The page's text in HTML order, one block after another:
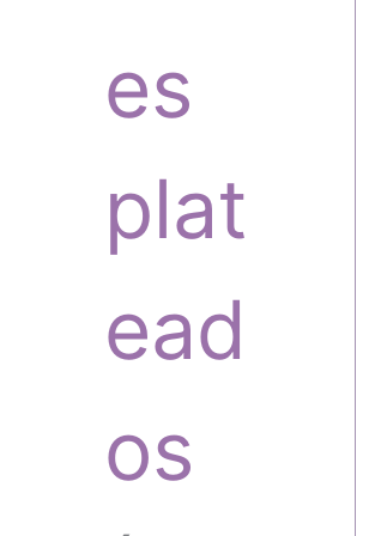
o
o
d
u
c
t
es
plat
ead
os